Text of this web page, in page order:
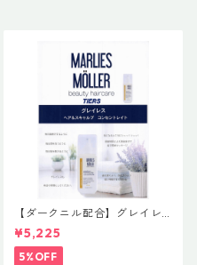
【ダークニル配合】グレイレ
ス ヘア＆スキャルプ コンセン
トレイト(頭皮養毛料) NET 10
0mL ¥5,500(税込)
¥5,225
5%OFF